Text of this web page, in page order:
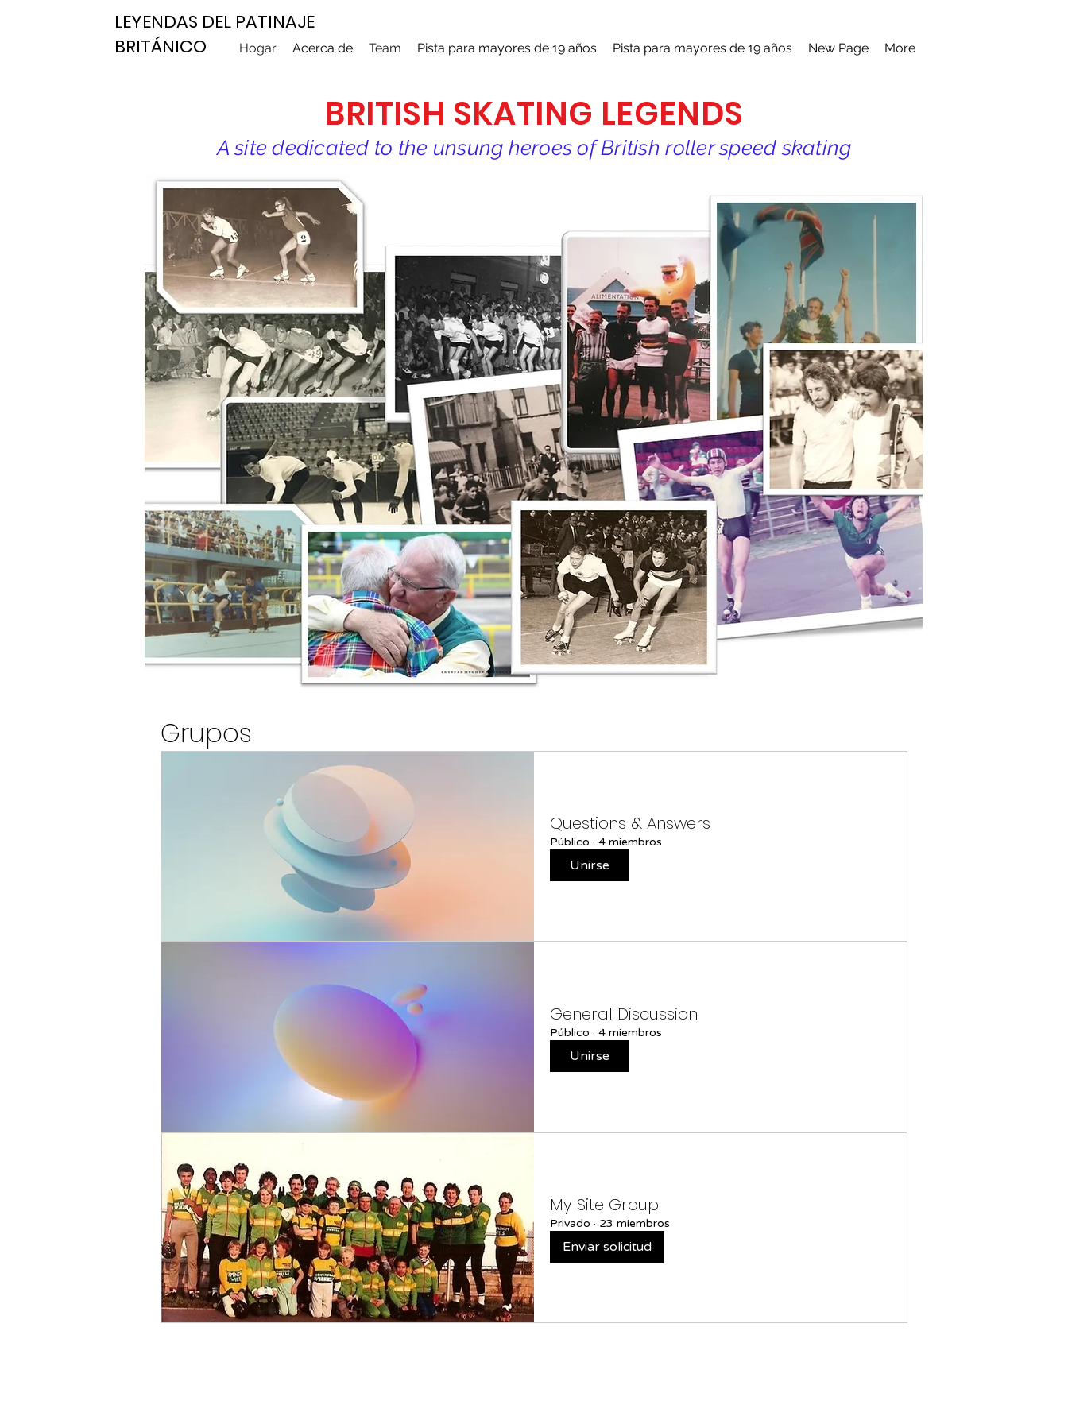
LEYENDAS DEL PATINAJE
BRITÁNICO
Hogar Acerca de Team Pista para mayores de 19 años Pista para mayores de 19 años New Page More
BRITISH SKATING LEGENDS
A site dedicated to the unsung heroes of British roller speed skating
Grupos
Questions & Answers
Público · 4 miembros
Unirse
General Discussion
Público · 4 miembros
Unirse
My Site Group
Privado · 23 miembros
Enviar solicitud